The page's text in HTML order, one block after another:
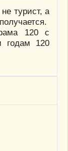
турист, а
120 с
годам 120